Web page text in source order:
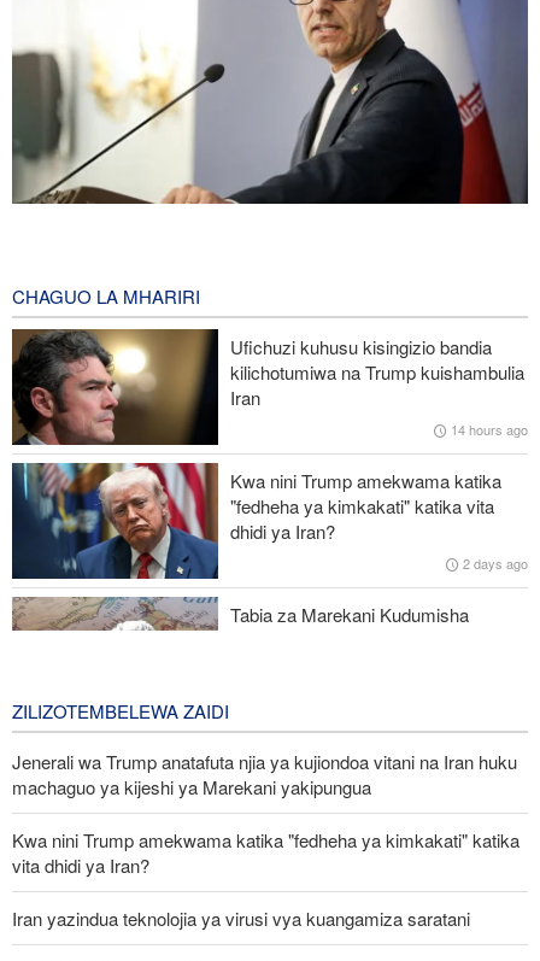
Seneta wa Marekani: Vita vimeifanya Iran kuwa imara zaidi,
Marekani imedhoofika
Karibu Wapalestina 8,000 wamekatwa viungo katika vita vya
Israel dhidi ya Gaza
Uchaguzi wa urais nchini Zambia kufanyika wiki hii
Francesca Albanese: Mauaji ya kimbari na Apartheid vimekuwa
sera rasmi ya utawala wa Israel
CHAGUO LA MHARIRI
Ufichuzi kuhusu kisingizio bandia
kilichotumiwa na Trump kuishambulia
Iran
14 hours ago
Kwa nini Trump amekwama katika
"fedheha ya kimkakati" katika vita
dhidi ya Iran?
2 days ago
Tabia za Marekani Kudumisha
ZILIZOTEMBELEWA ZAIDI
Jenerali wa Trump anatafuta njia ya kujiondoa vitani na Iran huku
machaguo ya kijeshi ya Marekani yakipungua
Kwa nini Trump amekwama katika "fedheha ya kimkakati" katika
vita dhidi ya Iran?
Iran yazindua teknolojia ya virusi vya kuangamiza saratani